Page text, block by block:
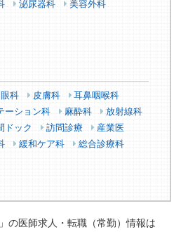
泌尿器科 美容外科
眼科 皮膚科
耳鼻咽喉科
ーション科 麻酔科
放射線科
ドック 訪問診療
産業医
緩和ケア科
総合診療科
の医師求人・転職（常勤）情報は